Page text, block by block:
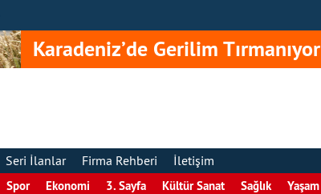
Karadeniz’de Gerilim Tırmanıyor
Seri İlanlar Firma Rehberi İletişim
Spor Ekonomi 3. Sayfa Kültür Sanat Sağlık Yaşam